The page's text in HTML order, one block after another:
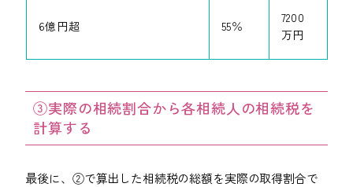
6億円超 55％
7200
万円
③実際の相続割合から各相続人の相続税を
計算する
最後に、②で算出した相続税の総額を実際の取得割合で